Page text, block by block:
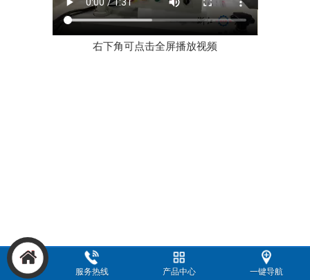
右下角可点击全屏播放视频
服务热线 产品中心 一键导航